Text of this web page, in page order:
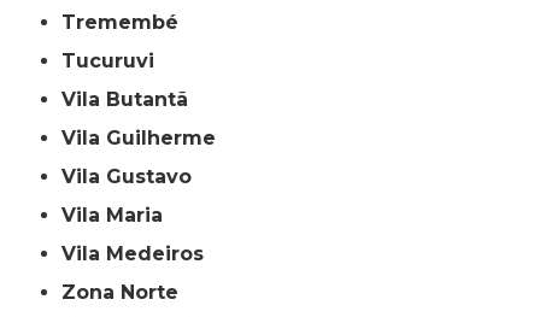
Tremembé
Tucuruvi
Vila Butantã
Vila Guilherme
Vila Gustavo
Vila Maria
Vila Medeiros
Zona Norte